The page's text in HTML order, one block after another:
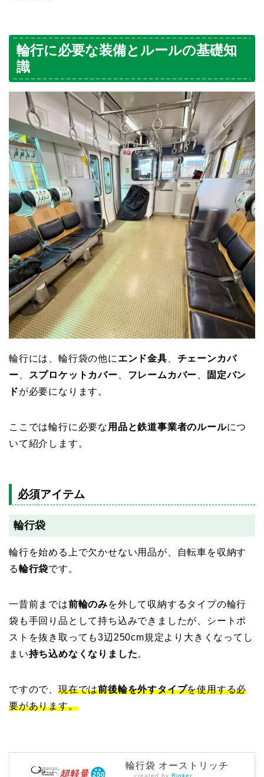
輪行に必要な装備とルールの基礎知
識
輪行には、輪行袋の他に エンド金具
チェーンカバ
ー
スプロケットカバー フレームカバー
固定バン
ドが必要になります。
ここでは輪行に必要な 用品と鉄道事業者のルールにつ
いて紹介します。
必須アイテム
輪行袋
輪行を始める上で欠かせない用品が、自転車を収納す
る輪行袋です。
一昔前までは前輪のみを外して収納するタイプの輪行
袋も手回り品として持ち込みできましたが、シートポ
ストを抜き取っても3辺250cm規定より大きくなってし
まい持ち込めなくなりました。
ですので、 現在では前後輪を外すタイプを使用する必
要があります。
輪行袋 オーストリッチ
created by Rinker